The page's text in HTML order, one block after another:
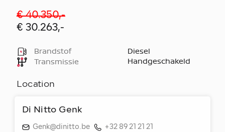
€ 40.350,-
€ 30.263,-
Brandstof
Diesel
Transmissie
Handgeschakeld
Location
Di Nitto Genk
Genk@dinitto.be
+32 89 21 21 21